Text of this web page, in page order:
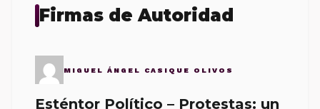
Firmas de Autoridad
MIGUEL ÁNGEL CASIQUE OLIVOS
Esténtor Político – Protestas: un